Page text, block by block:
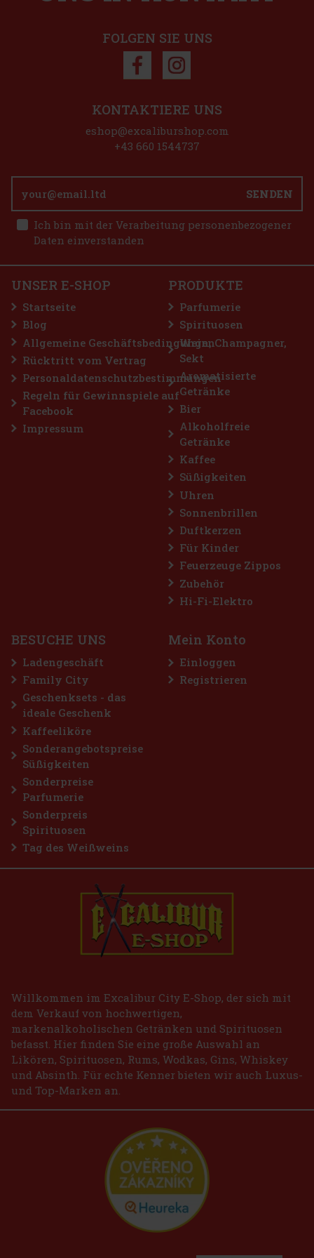
und k
14.99 €
der
10.49 €
10%
Aktion
FOLGEN SIE UNS
SENDEN
Ich bin mit der Verarbeitung personenbezogener
Daten einverstanden
KONTAKTIERE UNS
eshop@excaliburshop.com
+43 660 1544737
UNSER E-SHOP
Startseite
Blog
Allgemeine Geschäftsbedingungen
Rücktritt vom Vertrag
Personaldatenschutzbestimmungen
Regeln für Gewinnspiele auf
Facebook
Impressum
PRODUKTE
Parfumerie
Spirituosen
Wein, Champagner,
Sekt
Aromatisierte
Getränke
Bier
Alkoholfreie
Getränke
Kaffee
Süßigkeiten
Uhren
Sonnenbrillen
Duftkerzen
Für Kinder
Feuerzeuge Zippos
Zubehör
Hi-Fi-Elektro
BESUCHE UNS
Ladengeschäft
Family City
Geschenksets - das
ideale Geschenk
Kaffeeliköre
Sonderangebotspreise
Süßigkeiten
Sonderpreise
Parfumerie
Sonderpreis
Spirituosen
Tag des Weißweins
Mein Konto
Einloggen
Registrieren
Willkommen im Excalibur City E-Shop, der sich mit
dem Verkauf von hochwertigen,
markenalkoholischen Getränken und Spirituosen
befasst. Hier finden Sie eine große Auswahl an
Likören, Spirituosen, Rums, Wodkas, Gins, Whiskey
und Absinth. Für echte Kenner bieten wir auch Luxus-
und Top-Marken an.